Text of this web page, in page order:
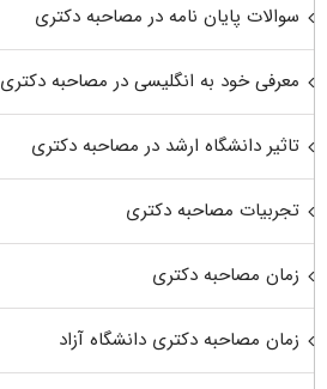
سوالات پایان نامه در مصاحبه دکتری
معرفی خود به انگلیسی در مصاحبه دکتری
تاثیر دانشگاه ارشد در مصاحبه دکتری
تجربیات مصاحبه دکتری
زمان مصاحبه دکتری
زمان مصاحبه دکتری دانشگاه آزاد